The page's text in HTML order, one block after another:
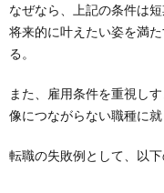
なぜなら、上記の条件は
将来的に叶えたい姿を満
る。
また、雇用条件を重視し
像につながらない職種に就
転職の失敗例として、以下